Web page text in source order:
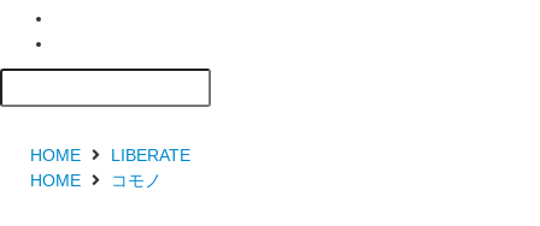
HOME
LIBERATE
HOME
コモノ